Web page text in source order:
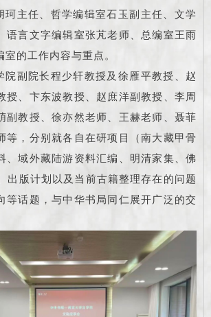
珂主任、哲学编辑室石玉副主任、文学
语言文字编辑室张芃老师、总编室王雨
的工作内容与重点。
院副院长程少轩教授及徐雁平教授、赵
授、卞东波教授、赵庶洋副教授、李周
副教授、徐亦然老师、王赫老师、聂菲
等，分别就各自在研项目（南大藏甲骨
、域外藏陆游资料汇编、明清家集、佛
出版计划以及当前古籍整理存在的问题
等话题，与中华书局同仁展开广泛的交